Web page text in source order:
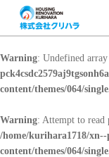
Warning: Undefined
content/themes/064/
Warning: Attempt to
/home/kurihara1718/xn--
content/themes/064/